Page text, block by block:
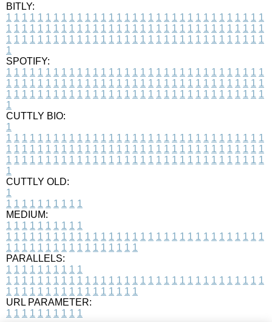
BITLY:
1 1 1 1 1 1 1 1 1 1 1 1 1 1 1 1 1 1 1 1 1 1 1 1 1 1 1 1 1 1 1 1 1
1 1 1 1 1 1 1 1 1 1 1 1 1 1 1 1 1 1 1 1 1 1 1 1 1 1 1 1 1 1 1 1 1
1 1 1 1 1 1 1 1 1 1 1 1 1 1 1 1 1 1 1 1 1 1 1 1 1 1 1 1 1 1 1 1 1
1
SPOTIFY:
1 1 1 1 1 1 1 1 1 1 1 1 1 1 1 1 1 1 1 1 1 1 1 1 1 1 1 1 1 1 1 1 1
1 1 1 1 1 1 1 1 1 1 1 1 1 1 1 1 1 1 1 1 1 1 1 1 1 1 1 1 1 1 1 1 1
1 1 1 1 1 1 1 1 1 1 1 1 1 1 1 1 1 1 1 1 1 1 1 1 1 1 1 1 1 1 1 1 1
1
CUTTLY BIO:
1
1 1 1 1 1 1 1 1 1 1 1 1 1 1 1 1 1 1 1 1 1 1 1 1 1 1 1 1 1 1 1 1 1
1 1 1 1 1 1 1 1 1 1 1 1 1 1 1 1 1 1 1 1 1 1 1 1 1 1 1 1 1 1 1 1 1
1 1 1 1 1 1 1 1 1 1 1 1 1 1 1 1 1 1 1 1 1 1 1 1 1 1 1 1 1 1 1 1 1
1
CUTTLY OLD:
1
1 1 1 1 1 1 1 1 1 1
MEDIUM:
1 1 1 1 1 1 1 1 1 1
1 1 1 1 1 1 1 1 1 1 1 1 1 1 1 1 1 1 1 1 1 1 1 1 1 1 1 1 1 1 1 1 1
1 1 1 1 1 1 1 1 1 1 1 1 1 1 1 1 1
PARALLELS:
1 1 1 1 1 1 1 1 1 1
1 1 1 1 1 1 1 1 1 1 1 1 1 1 1 1 1 1 1 1 1 1 1 1 1 1 1 1 1 1 1 1 1
1 1 1 1 1 1 1 1 1 1 1 1 1 1 1 1 1
URL PARAMETER:
1 1 1 1 1 1 1 1 1 1